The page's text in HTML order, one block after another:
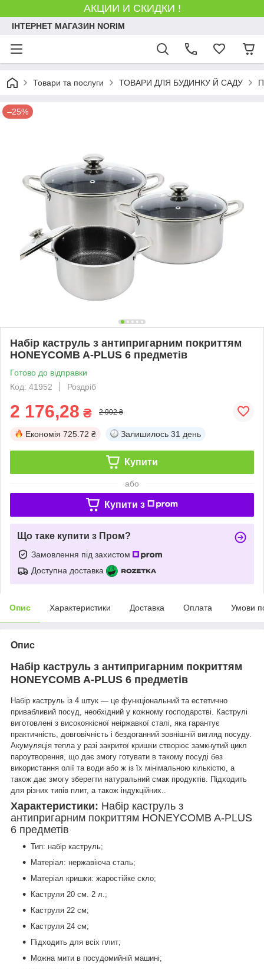
АКЦИИ И СКИДКИ !
ІНТЕРНЕТ МАГАЗИН NORIM
Товари та послуги ТОВАРИ ДЛЯ БУДИНКУ Й САДУ
–25%
Набір каструль з антипригарним покриттям
HONEYCOMB A-PLUS 6 предметів
Готово до відправки
Код: 41952
Роздріб
2 176,28 ₴ 2 902 ₴
Економія 725.72 ₴ Залишилось 31 день
Купити
або
Купити з
Що таке купити з Пром?
Замовлення під захистом
Доступна доставка
Опис Характеристики Доставка Оплата Умови
Опис
Набір каструль з антипригарним покриттям
HONEYCOMB A-PLUS 6 предметів
Набір каструль із 4 штук — це функціональний та естетично
привабливий посуд, необхідний у кожному господарстві. Каструлі
виготовлені з високоякісної неіржавкої сталі, яка гарантує
практичність, довговічність і бездоганний зовнішній вигляд посуду.
Акумуляція тепла у разі закритої кришки створює замкнутий цикл
пароутворення, що дає змогу готувати в такому посуді без
використання олії та води або ж із їх мінімальною кількістю, а
також дає змогу зберегти натуральний смак продуктів. Підходить
для різних типів плит, а також індукційних..
Характеристики: Набір каструль з
антипригарним покриттям HONEYCOMB A-PLUS
6 предметів
Тип: набір каструль;
Матеріал: нержавіюча сталь;
Матеріал кришки: жаростійке скло;
Каструля 20 см. 2 л.;
Каструля 22 см;
Каструля 24 см;
Підходить для всіх плит;
Можна мити в посудомийній машині;